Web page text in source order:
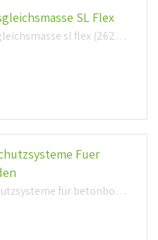
SL Flex
bodenausgleichsmasse sl flex (262,0kb)
Fuer
feuchteschutzsysteme für betonboden (1,6mb)